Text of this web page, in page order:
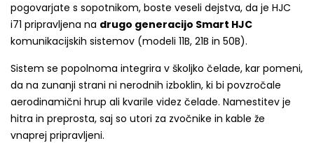
pogovarjate s sopotnikom, boste veseli dejstva, da je HJC
i71 pripravljena na drugo generacijo Smart HJC
komunikacijskih sistemov (modeli 11B, 21B in 50B).
Sistem se popolnoma integrira v školjko čelade, kar pomeni,
da na zunanji strani ni nerodnih izboklin, ki bi povzročale
aerodinamični hrup ali kvarile videz čelade. Namestitev je
hitra in preprosta, saj so utori za zvočnike in kable že
vnaprej pripravljeni.